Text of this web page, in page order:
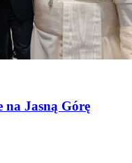
na Jasną Górę